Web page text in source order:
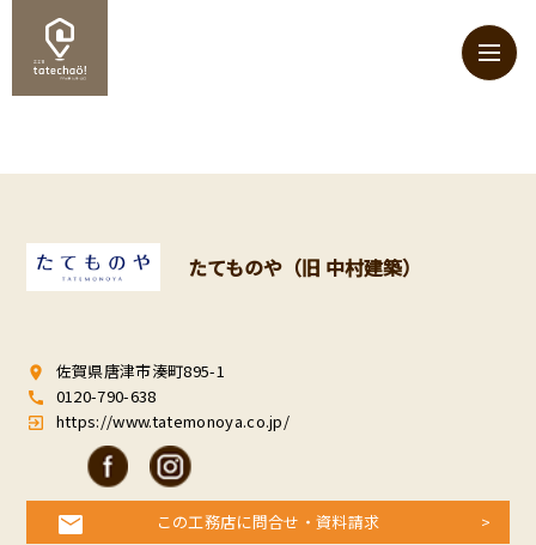
たてものや（旧 中村建築）
room 佐賀県唐津市湊町895-1
call 0120-790-638
exit_to_app https://www.tatemonoya.co.jp/
この工務店に問合せ・資料請求